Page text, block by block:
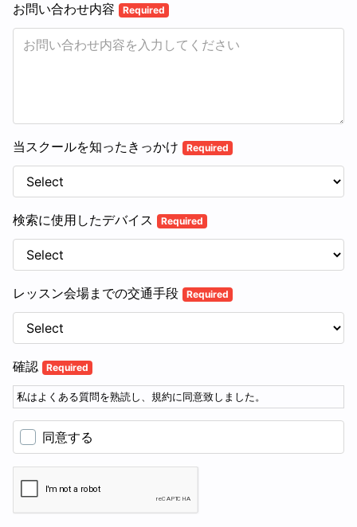
お問い合わせ内容 Required
当スクールを知ったきっかけ Required
検索に使用したデバイス Required
レッスン会場までの交通手段 Required
確認 Required
私はよくある質問を熟読し、規約に同意致しました。
同意する